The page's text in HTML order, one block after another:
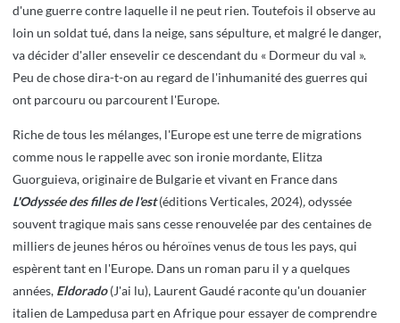
d'une guerre contre laquelle il ne peut rien. Toutefois il observe au
loin un soldat tué, dans la neige, sans sépulture, et malgré le danger,
va décider d'aller ensevelir ce descendant du « Dormeur du val ».
Peu de chose dira-t-on au regard de l'inhumanité des guerres qui
ont parcouru ou parcourent l'Europe.
Riche de tous les mélanges, l'Europe est une terre de migrations
comme nous le rappelle avec son ironie mordante, Elitza
Guorguieva, originaire de Bulgarie et vivant en France dans
L'Odyssée des filles de l'est (éditions Verticales, 2024),odyssée
souvent tragique mais sans cesse renouvelée par des centaines de
milliers de jeunes héros ou héroïnes venus de tous les pays, qui
espèrent tant en l'Europe. Dans un roman paru il y a quelques
années, Eldorado(J'ai lu), Laurent Gaudé raconte qu'un douanier
italien de Lampedusa part en Afrique pour essayer de comprendre